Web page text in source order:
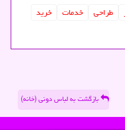
طراحی خدمات
خرید
بازگشت به لباس دونی (خانه)